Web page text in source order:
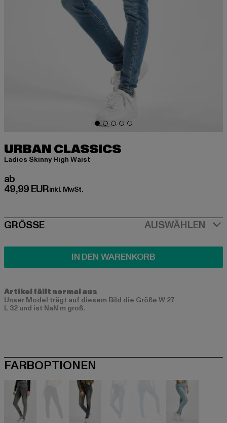
URBAN CLASSICS
Ladies Skinny High Waist
ab
49,99 EUR
Derzeitiger Preis: ab 49,99 EUR
inkl. MwSt.
SIZE
GRÖSSE AUSWÄHLEN
IN DEN WARENKORB
Artikel fällt normal aus
Unser Model trägt auf diesem Bild die Größe W 27
L 32 und ist NaN m groß.
FARBOPTIONEN